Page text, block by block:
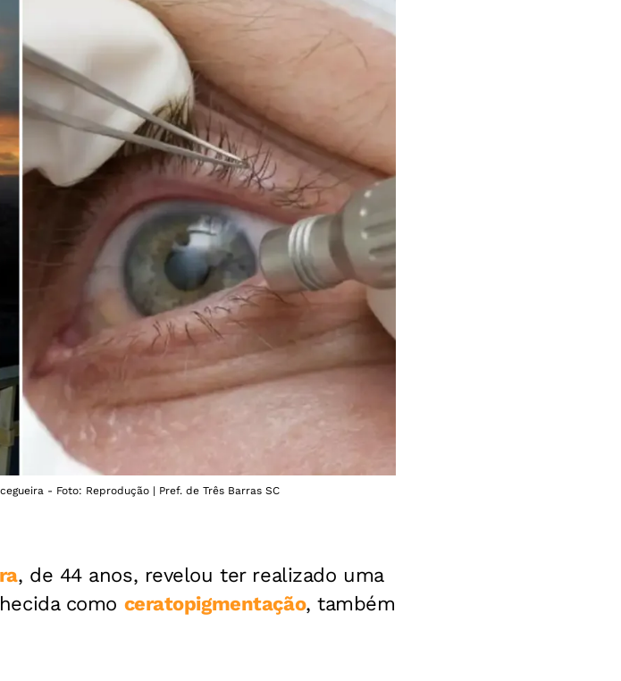
- Foto: Reprodução | Pref. de Três Barras SC
, de 44 anos, revelou ter realizado uma
como ceratopigmentação, também